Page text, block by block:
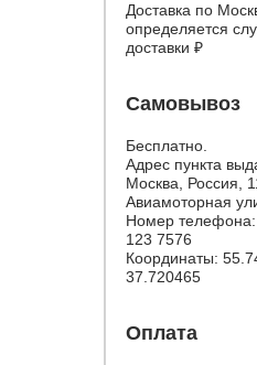
Доставка по
определяется
доставки ₽
Самовывоз
Бесплатно.
Адрес пункта
Москва, Россия,
Авиамоторная
Номер телефона:
123 7576
Координаты:
37.720465
Оплата